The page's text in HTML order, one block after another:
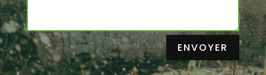
ENVOYER